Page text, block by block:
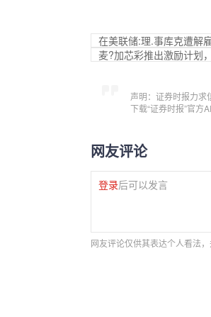
在美联储:理.事库克遭解
麦?加芯彩推出激励计划
声明：证券时报力求
下载“证券时报”官方
网友评论
登录后可以发言
网友评论仅供其表达个人看法